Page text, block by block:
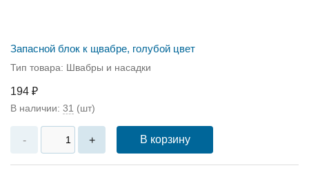
Запасной блок к щвабре, голубой цвет
Тип товара: Швабры и насадки
194 ₽
В наличии: 31 (шт)
- + В корзину